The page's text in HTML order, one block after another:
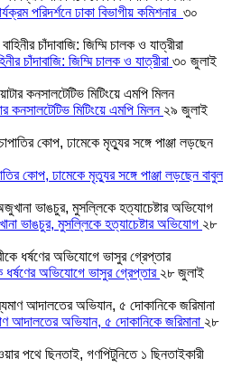
পরিদর্শনে ঢাকা বিভাগীয় কমিশনার ৩০
চাঁদাবাজি: জিম্মি চালক ও যাত্রীরা ৩০ জুলাই
কনসালটেটিভ মিটিংয়ে এমপি মিলন ২৯ জুলাই
কোপ, ঢামেকে মৃত্যুর সঙ্গে পাঞ্জা লড়ছেন বাবুল
ভাঙচুর, মুসল্লিকে হত্যাচেষ্টার অভিযোগ ২৮
ধর্ষণের অভিযোগে ভাসুর গ্রেপ্তার ২৮ জুলাই
আদালতের অভিযান, ৫ দোকানিকে জরিমানা ২৮